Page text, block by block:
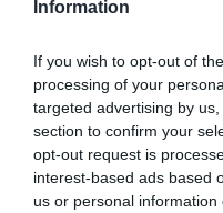
Information
If you wish to opt-out of
processing of your
targeted advertising by
section to confirm your
opt-out request is
interest-based ads based
us or personal